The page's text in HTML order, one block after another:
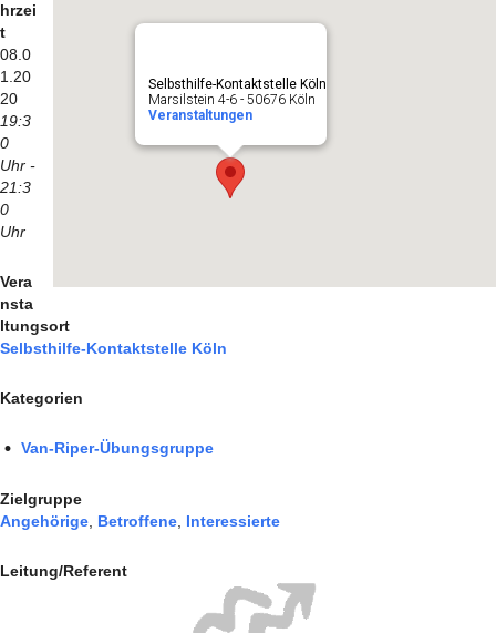
Selbsthilfe-Kontaktstelle Köln
Marsilstein 4-6 - 50676 Köln
Veranstaltungen
hrzei
t
08.0
1.20
20
19:3
0
Uhr -
21:3
0
Uhr
Vera
nsta
ltungsort
Selbsthilfe-Kontaktstelle Köln
Kategorien
Van-Riper-Übungsgruppe
Zielgruppe
Angehörige, Betroffene, Interessierte
Leitung/Referent